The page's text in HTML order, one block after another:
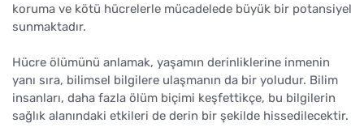
koruma ve kötü hücrelerle mücadelede büyük bir potansiyel
sunmaktadır.
Hücre ölümünü anlamak, yaşamın derinliklerine inmenin
yanı sıra, bilimsel bilgilere ulaşmanın da bir yoludur. Bilim
insanları, daha fazla ölüm biçimi keşfettikçe, bu bilgilerin
sağlık alanındaki etkileri de derin bir şekilde hissedilecektir.